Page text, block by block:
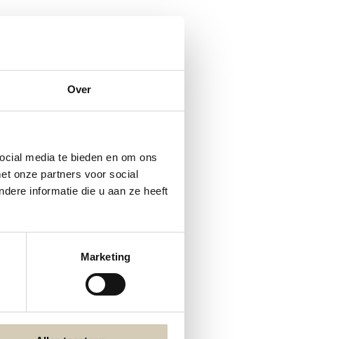
Over
media te bieden en om ons
onze partners voor social
informatie die u aan ze heeft
Marketing